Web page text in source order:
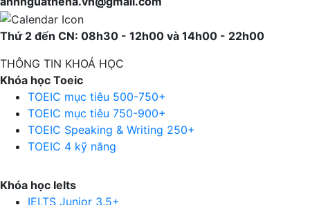
Thứ 2 đến CN: 08h30 - 12h00 và 14h00 - 22h00
THÔNG TIN KHOÁ HỌC
Khóa học Toeic
TOEIC mục tiêu 500-750+
TOEIC mục tiêu 750-900+
TOEIC Speaking & Writing 250+
TOEIC 4 kỹ năng
Khóa học Ielts
IELTS Junior 3.5+